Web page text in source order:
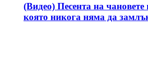
(Видео) Песента на чановете
която никога няма да